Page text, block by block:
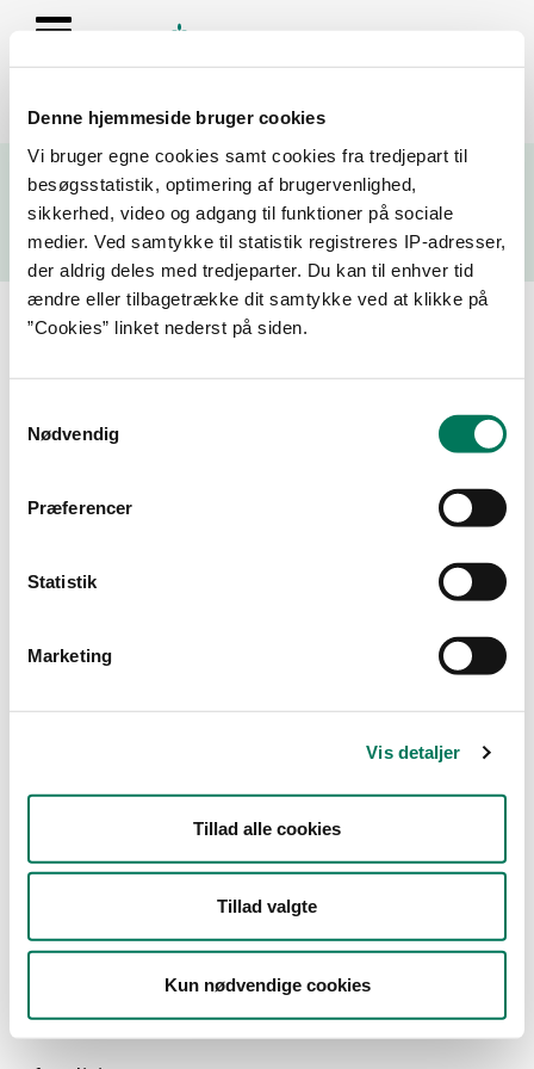
Denne hjemmeside bruger cookies
Vi bruger egne cookies samt cookies fra tredjepart til
besøgsstatistik, optimering af brugervenlighed,
sikkerhed, video og adgang til funktioner på sociale
medier. Ved samtykke til statistik registreres IP-adresser,
der aldrig deles med tredjeparter. Du kan til enhver tid
ændre eller tilbagetrække dit samtykke ved at klikke på
”Cookies” linket nederst på siden.
Nødvendig
Præferencer
Statistik
Marketing
Vis detaljer
Tillad alle cookies
Tillad valgte
Kun nødvendige cookies
Se resultater fra fødevarekontrollen og virksomhedernes seneste
fire kontrolrapporter
Søg
Søg på adresse, postnummer, by, firmanavn
Resultater for "Den lille
Bondegård"
Smiley
Branche
År Måned